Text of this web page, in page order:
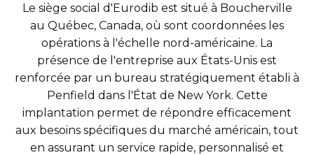
Le siège social d'Eurodib est situé à Boucherville
au Québec, Canada, où sont coordonnées les
opérations à l'échelle nord-américaine. La
présence de l'entreprise aux États-Unis est
renforcée par un bureau stratégiquement établi à
Penfield dans l'État de New York. Cette
implantation permet de répondre efficacement
aux besoins spécifiques du marché américain, tout
en assurant un service rapide, personnalisé et